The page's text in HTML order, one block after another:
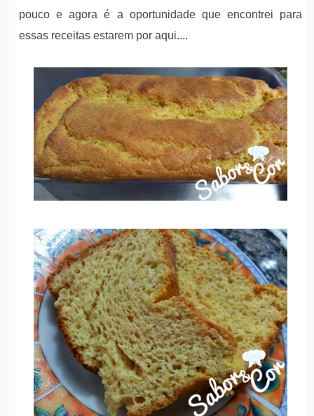
pouco e agora é a oportunidade que encontrei para
essas receitas estarem por aqui....